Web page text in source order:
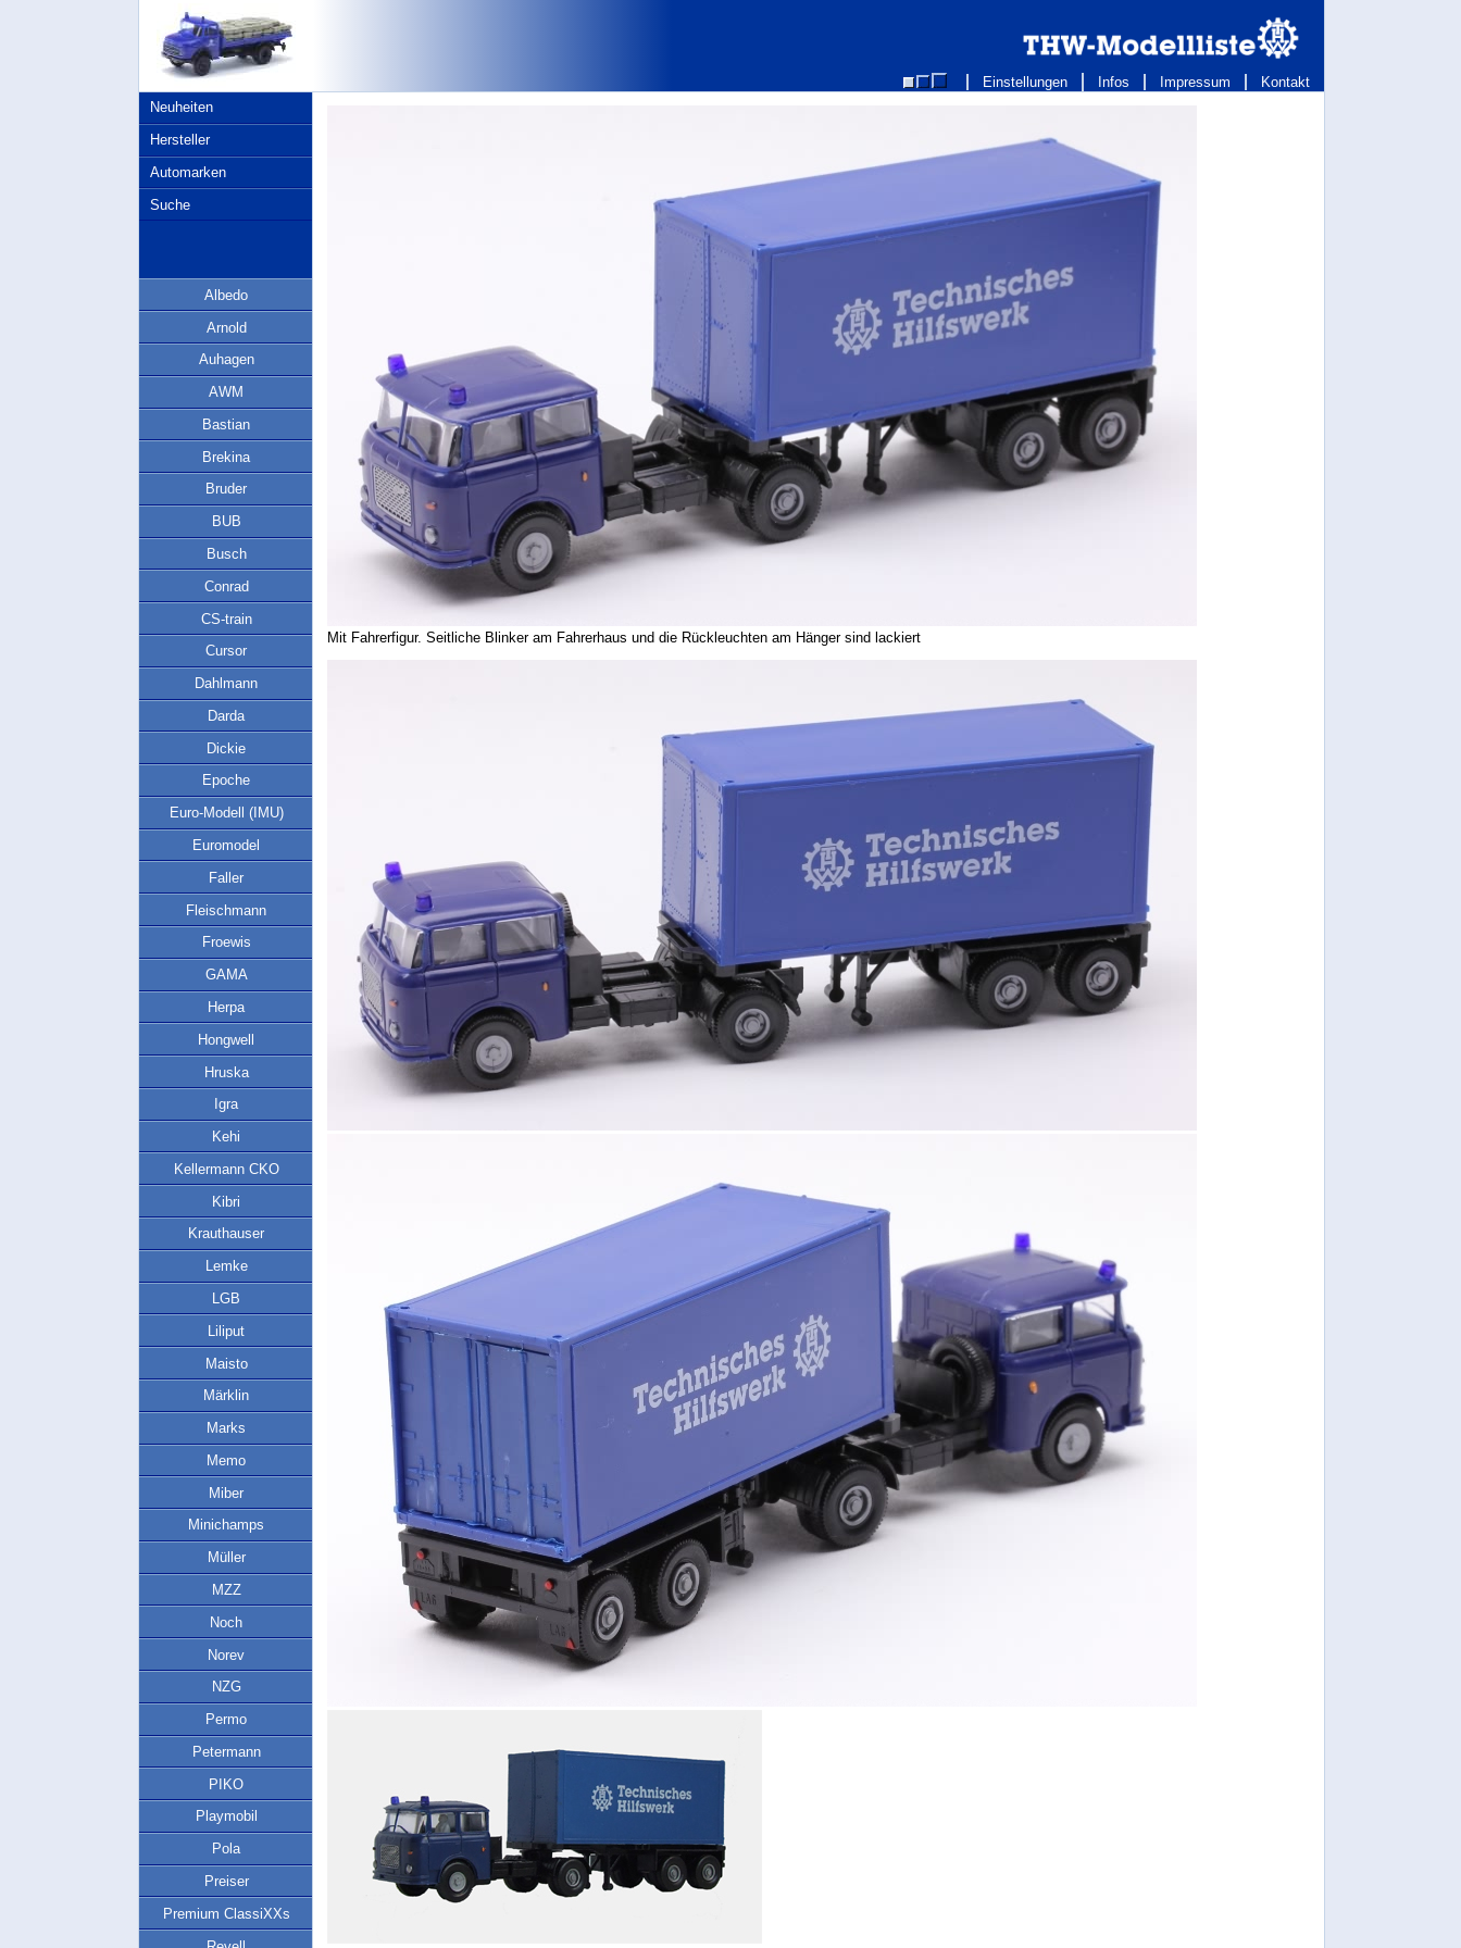
Einstellungen Infos Impressum
Kontakt
Neuheiten
Hersteller
Automarken
Suche
Albedo
Arnold
Auhagen
AWM
Bastian
Brekina
Bruder
BUB
Busch
Conrad
CS-train
Cursor
Dahlmann
Darda
Dickie
Epoche
Euro-Modell (IMU)
Euromodel
Faller
Fleischmann
Froewis
GAMA
Herpa
Hongwell
Hruska
Igra
Kehi
Kellermann CKO
Kibri
Krauthauser
Lemke
LGB
Liliput
Maisto
Märklin
Marks
Memo
Miber
Minichamps
Müller
MZZ
Noch
Norev
NZG
Permo
Petermann
PIKO
Playmobil
Pola
Preiser
Premium ClassiXXs
Mit Fahrerfigur. Seitliche Blinker am Fahrerhaus und die Rückleuchten am Hänger sind lackiert